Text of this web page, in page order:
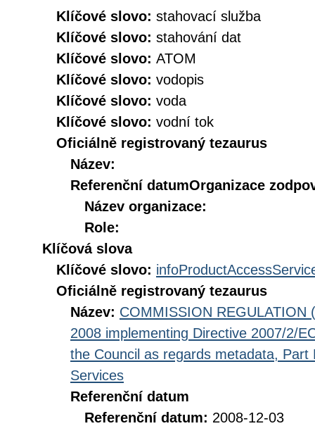
Klíčové slovo: stahovací služba
Klíčové slovo: stahování dat
Klíčové slovo: ATOM
Klíčové slovo: vodopis
Klíčové slovo: voda
Klíčové slovo: vodní tok
Oficiálně registrovaný tezaurus
Název:
Referenční datumOrganizace
Název organizace:
Role:
Klíčová slova
Klíčové slovo:
Oficiálně registrovaný tezaurus
Název: COMMISSION REGULATION
2008 implementing Directive 2007/2/
the Council as regards metadata,
Services
Referenční datum
Referenční datum: 2008-12-03